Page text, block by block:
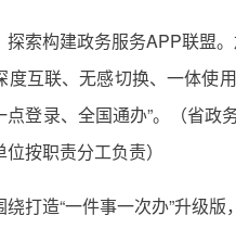
探索构建政务服务APP联盟
度互联、无感切换、一体使
点登录、全国通办”。（省
按职责分工负责）
绕打造“一件事一次办”升级